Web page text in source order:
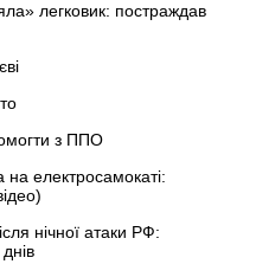
легковик: постраждав
з ППО
на електросамокаті:
нічної атаки РФ: